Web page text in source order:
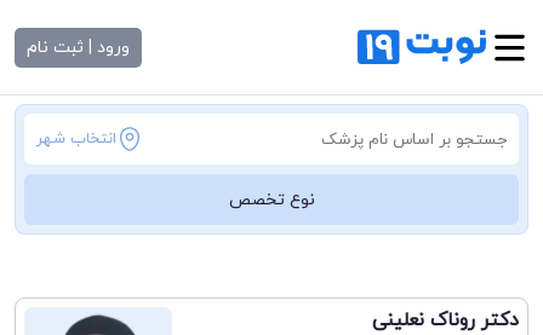
ورود | ثبت نام
انتخاب شهر
نوع تخصص
دکتر روناک نعلینی